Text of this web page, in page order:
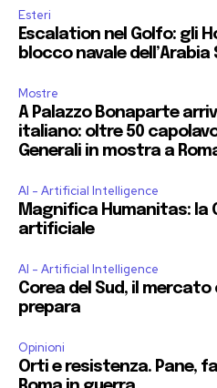
Esteri
Escalation nel Golfo: gli
blocco navale dell’Arabia
Mostre
A Palazzo Bonaparte
italiano: oltre 50
Generali in mostra a
AI - Artificial Intelligence
Magnifica Humanitas: la
artificiale
AI - Artificial Intelligence
Corea del Sud, il
prepara
Opinioni
Orti e resistenza. Pane,